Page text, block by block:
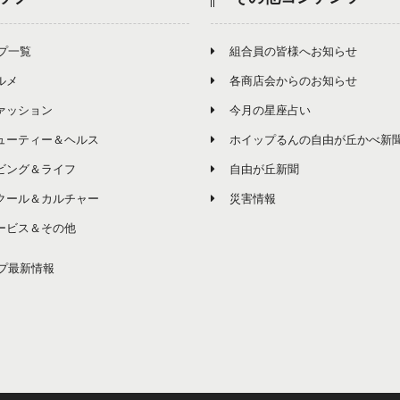
一覧
メ
ッション
ーティー＆ヘルス
ング＆ライフ
ール＆カルチャー
ビス＆その他
最新情報
組合員の皆様へお知らせ
各商店会からのお知らせ
今月の星座占い
ホイップるんの自由が丘かべ新
自由が丘新聞
災害情報